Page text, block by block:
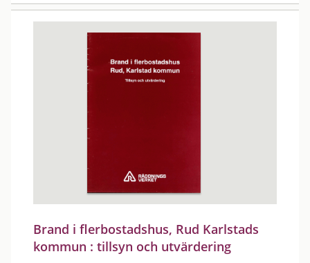
Brand i flerbostadshus, Rud Karlstads
kommun : tillsyn och utvärdering